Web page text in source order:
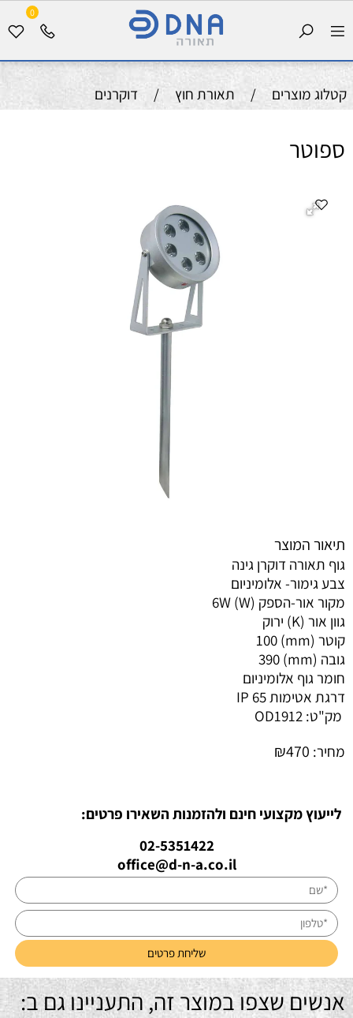
0
קטלוג מוצרים / תאורת חוץ / דוקרנים
ספוטר
תיאור המוצר
גוף תאורה דוקרן גינה
צבע גימור- אלומיניום
מקור אור-הספק (W) 6W
גוון אור (K) ירוק
קוטר (mm) 100
גובה (mm) 390
חומר גוף אלומיניום
דרגת אטימות IP 65
מק"ט: OD1912
מחיר:
₪470
לייעוץ מקצועי חינם ולהזמנות השאירו פרטים:
02-5351422
office@d-n-a.co.il
אנשים שצפו במוצר זה, התעניינו גם ב: